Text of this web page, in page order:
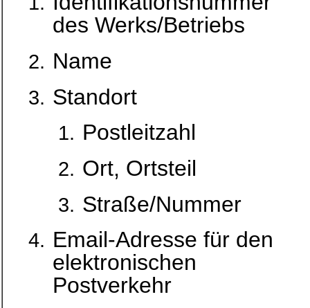
des Werks/Betriebs
Name
Standort
Postleitzahl
Ort, Ortsteil
Straße/Nummer
Email-Adresse für den
elektronischen
Postverkehr